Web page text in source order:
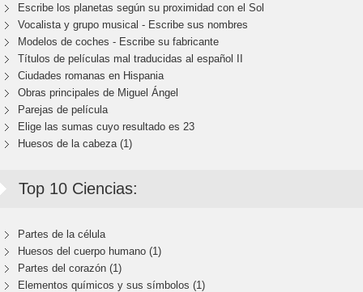
Escribe los planetas según su proximidad con el Sol
Vocalista y grupo musical - Escribe sus nombres
Modelos de coches - Escribe su fabricante
Títulos de películas mal traducidas al español II
Ciudades romanas en Hispania
Obras principales de Miguel Ángel
Parejas de película
Elige las sumas cuyo resultado es 23
Huesos de la cabeza (1)
Top 10 Ciencias:
Partes de la célula
Huesos del cuerpo humano (1)
Partes del corazón (1)
Elementos químicos y sus símbolos (1)